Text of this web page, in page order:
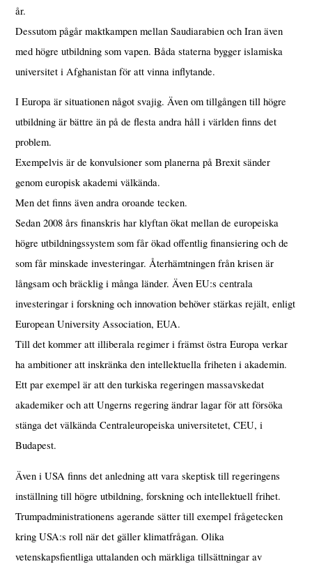
år.
Dessutom pågår maktkampen mellan Saudiarabien och Iran även
med högre utbildning som vapen. Båda staterna bygger islamiska
universitet i Afghanistan för att vinna inflytande.
I Europa är situationen något svajig. Även om tillgången till högre
utbildning är bättre än på de flesta andra håll i världen finns det
problem.
Exempelvis är de konvulsioner som planerna på Brexit sänder
genom europisk akademi välkända.
Men det finns även andra oroande tecken.
Sedan 2008 års finanskris har klyftan ökat mellan de europeiska
högre utbildningssystem som får ökad offentlig finansiering och de
som får minskade investeringar. Återhämtningen från krisen är
långsam och bräcklig i många länder. Även EU:s centrala
investeringar i forskning och innovation behöver stärkas rejält, enligt
European University Association, EUA.
Till det kommer att illiberala regimer i främst östra Europa verkar
ha ambitioner att inskränka den intellektuella friheten i akademin.
Ett par exempel är att den turkiska regeringen massavskedat
akademiker och att Ungerns regering ändrar lagar för att försöka
stänga det välkända Centraleuropeiska universitetet, CEU, i
Budapest.
Även i USA finns det anledning att vara skeptisk till regeringens
inställning till högre utbildning, forskning och intellektuell frihet.
Trumpadministrationens agerande sätter till exempel frågetecken
kring USA:s roll när det gäller klimatfrågan. Olika
vetenskapsfientliga uttalanden och märkliga tillsättningar av